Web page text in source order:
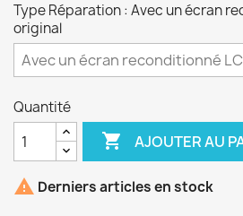
Type Réparation : Avec un écran
original
Quantité
 AJOUTER AU
 Derniers articles en stock